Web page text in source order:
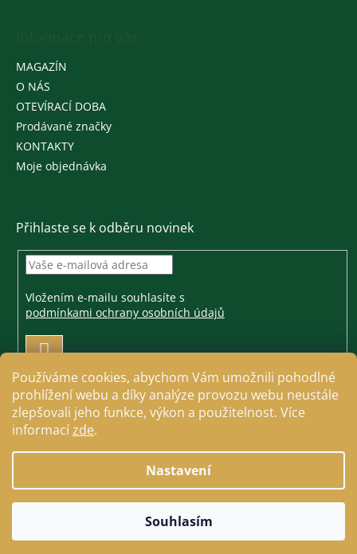
Používáme cookies, abychom Vám umožnili pohodlné
prohlížení webu a díky analýze provozu webu neustále
zlepšovali jeho funkce, výkon a použitelnost. Více
informacízde.
Nastavení
Souhlasím
MAGAZÍN
O NÁS
OTEVÍRACÍ DOBA
Prodávané značky
KONTAKTY
Moje objednávka
Přihlaste se k odběru novinek
Vložením e-mailu souhlasíte s
podmínkami ochrany osobních údajů
PŘIHLÁSIT
Copyright 2026Jezdecké a farmářské potřeby Cavallo.
Všechna práva vyhrazena.